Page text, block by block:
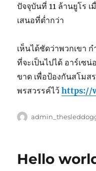
ปัจจุบันที่ 11 ล้านยูโร
เสนอที่ต่ำกว่า
เห็นได้ชัดว่าพวกเขา
ที่จะเป็นไปได้ อาร์เซน่
ขาด เพื่อป้องกันสโม
พรสวรรค์ไว้https://
ผู้
Hello